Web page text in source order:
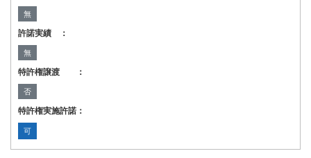
無
許諾実績 ：
無
特許権譲渡 ：
否
特許権実施許諾：
可